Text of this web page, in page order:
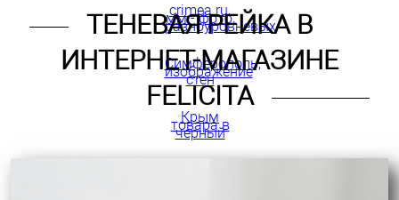
ТЕНЕВАЯ РЕЙКА В
ИНТЕРНЕТ-МАГАЗИНЕ
FELICITA